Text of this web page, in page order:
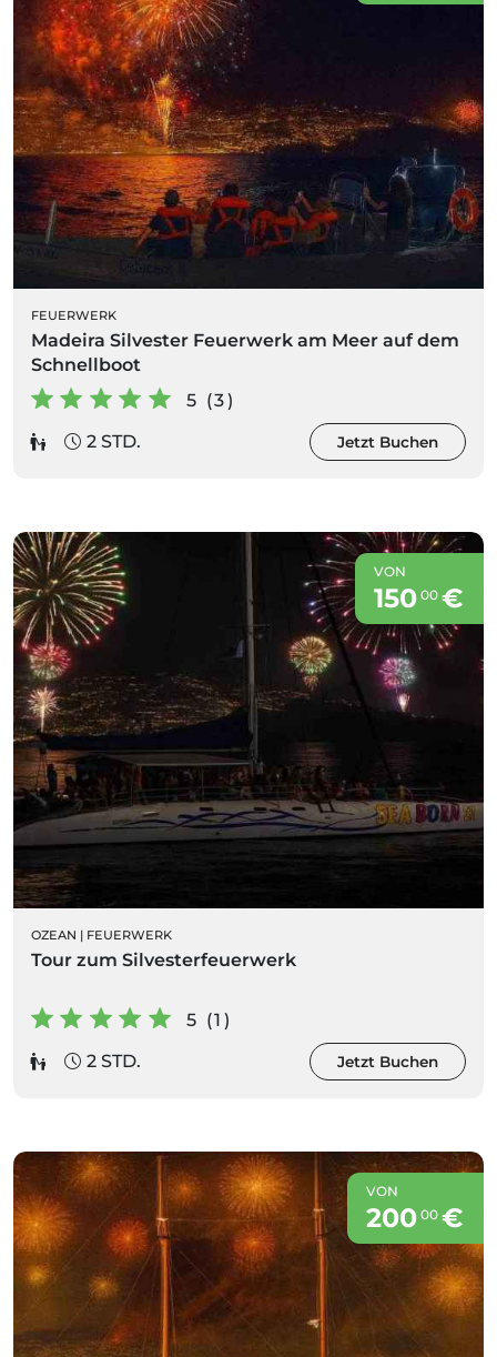
FEUERWERK
Madeira Silvester Feuerwerk am Meer auf dem
Schnellboot
5 (3)
2 STD.
Jetzt Buchen
VON
150 00€
OZEAN | FEUERWERK
Tour zum Silvesterfeuerwerk
5 (1)
2 STD.
Jetzt Buchen
VON
200 00€